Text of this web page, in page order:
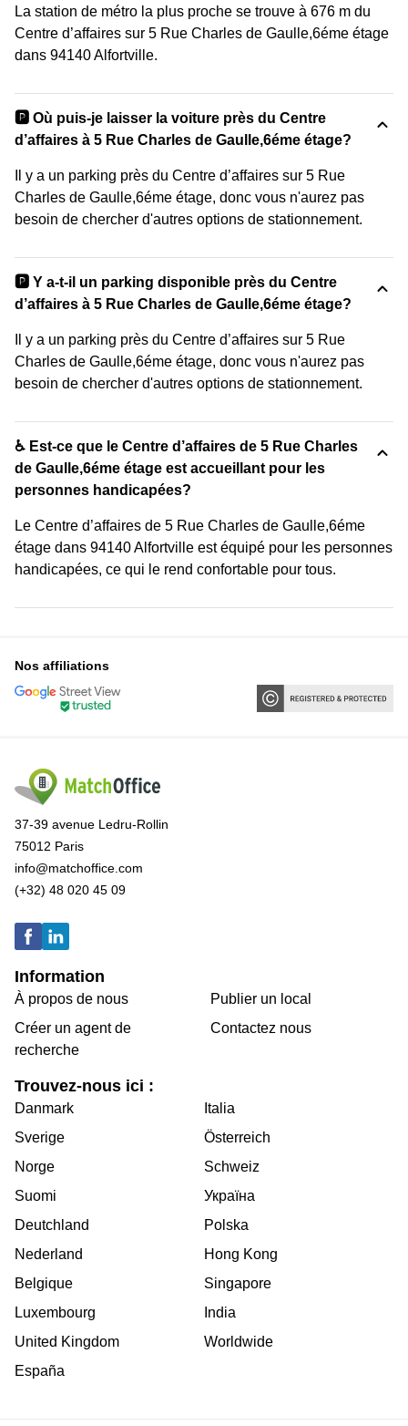
La station de métro la plus proche se trouve à 676 m du
Centre d’affaires sur 5 Rue Charles de Gaulle,6éme étage
dans 94140 Alfortville.
🅿️ Où puis-je laisser la voiture près du Centre
d’affaires à 5 Rue Charles de Gaulle,6éme étage?
Il y a un parking près du Centre d’affaires sur 5 Rue
Charles de Gaulle,6éme étage, donc vous n'aurez pas
besoin de chercher d'autres options de stationnement.
🅿️ Y a-t-il un parking disponible près du Centre
d’affaires à 5 Rue Charles de Gaulle,6éme étage?
Il y a un parking près du Centre d’affaires sur 5 Rue
Charles de Gaulle,6éme étage, donc vous n'aurez pas
besoin de chercher d'autres options de stationnement.
♿ Est-ce que le Centre d’affaires de 5 Rue Charles
de Gaulle,6éme étage est accueillant pour les
personnes handicapées?
Le Centre d’affaires de 5 Rue Charles de Gaulle,6éme
étage dans 94140 Alfortville est équipé pour les personnes
handicapées, ce qui le rend confortable pour tous.
Nos affiliations
37-39 avenue Ledru-Rollin
75012 Paris
info@matchoffice.com
(+32) 48 020 45 09
Information
À propos de nous
Créer un agent de
recherche
Publier un local
Contactez nous
Trouvez-nous ici :
Danmark
Sverige
Norge
Suomi
Deutchland
Nederland
Belgique
Luxembourg
United Kingdom
España
Italia
Österreich
Schweiz
Україна
Polska
Hong Kong
Singapore
India
Worldwide